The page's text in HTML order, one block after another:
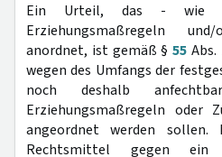
Ein Urteil, das - wie
Erziehungsmaßregeln
anordnet, ist gemäß §55 Abs.
wegen des Umfangs der
noch deshalb
Erziehungsmaßregeln oder
angeordnet werden sollen.
Rechtsmittel gegen ein